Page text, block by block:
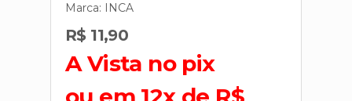
Marca: INCA
R$ 11,90
A Vista no pix